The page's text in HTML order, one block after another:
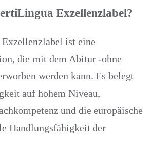
Exzellenzlabel?
ist eine
die mit dem Abitur -ohne
werden kann. Es belegt
auf hohem Niveau,
und die europäische
Handlungsfähigkeit der